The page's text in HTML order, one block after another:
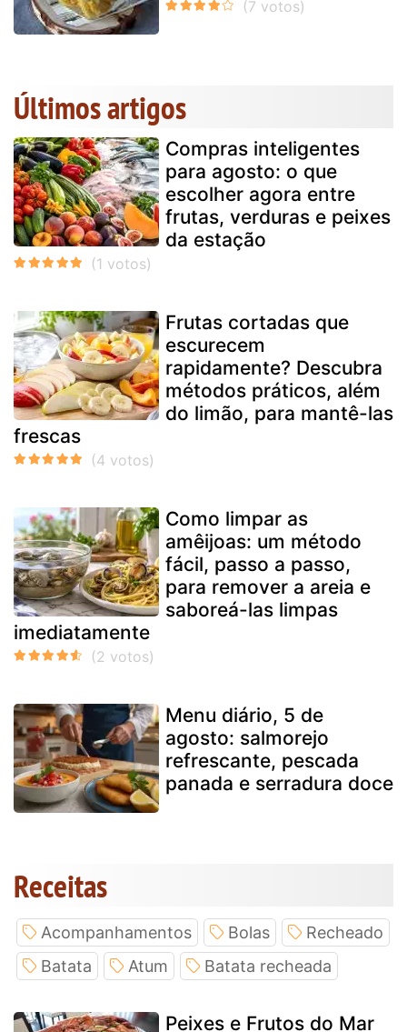
Últimos artigos
Compras inteligentes
para agosto: o que
escolher agora entre
frutas, verduras e peixes
da estação
Frutas cortadas que
escurecem
rapidamente? Descubra
métodos práticos, além
do limão, para mantê-las
frescas
Como limpar as
amêijoas: um método
fácil, passo a passo,
para remover a areia e
saboreá-las limpas
imediatamente
Menu diário, 5 de
agosto: salmorejo
refrescante, pescada
panada e serradura doce
Receitas
Acompanhamentos Bolas
Recheado
Batata
Atum Batata recheada
Peixes e Frutos do Mar